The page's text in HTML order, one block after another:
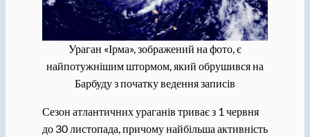
Ураган «Ірма», зображений на фото, є
найпотужнішим штормом, який обрушився на
Барбуду з початку ведення записів
Сезон атлантичних ураганів триває з 1 червня
до 30 листопада, причому найбільша активність